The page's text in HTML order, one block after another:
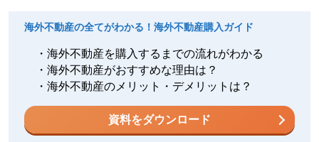
海外不動産の全てがわかる！海外不動産購入ガイド
・海外不動産を購入するまでの流れがわかる
・海外不動産がおすすめな理由は？
・海外不動産のメリット・デメリットは？
資料をダウンロード